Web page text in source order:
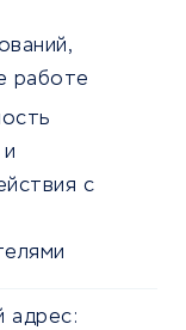
работе
с
адрес: